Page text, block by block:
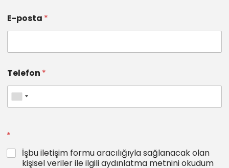
E-posta *
Telefon *
*
İşbu iletişim formu aracılığıyla sağlanacak olan
kişisel veriler ile ilgili aydınlatma metnini okudum